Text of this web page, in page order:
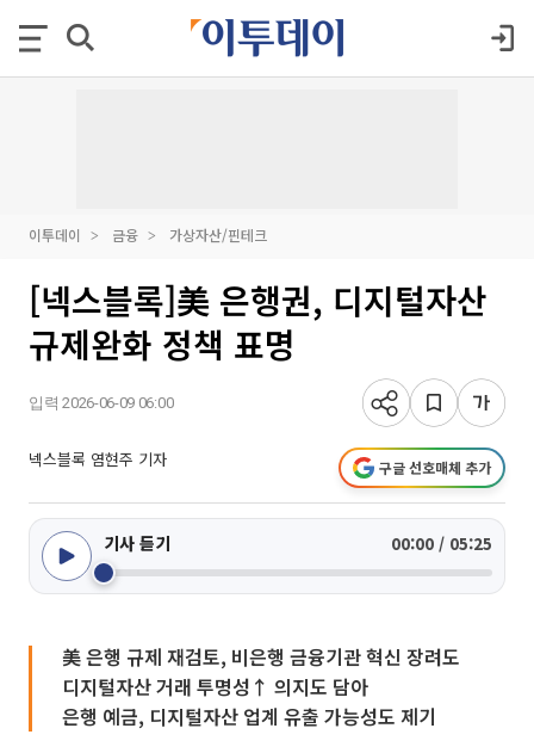
이투데이 금융 가상자산/핀테크
[넥스블록]美 은행권, 디지털자산
규제완화 정책 표명
입력 2026-06-09 06:00
넥스블록 염현주 기자 구글 선호매체 추가
기사 듣기 00:00 / 05:25
美 은행 규제 재검토, 비은행 금융기관 혁신 장려도
디지털자산 거래 투명성↑ 의지도 담아
은행 예금, 디지털자산 업계 유출 가능성도 제기